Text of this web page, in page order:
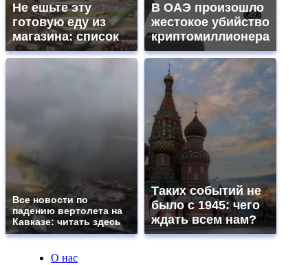
Не ешьте эту
готовую еду из
магазина: список
В ОАЭ произошло
жестокое убийство
криптомиллионера
Все новости по
падению вертолета на
Кавказе: читать здесь
Таких событий не
было с 1945: чего
ждать всем нам?
О нас